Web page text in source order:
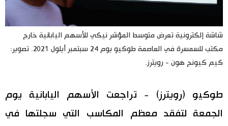
تجارب وآراء
موسوعة اليابان
المطبخ الياباني
شاشة إلكترونية تعرض متوسط المؤشر نيكي للأسهم اليابانية خارج
مكتب للسمسرة في العاصمة طوكيو يوم 24 سبتمبر أيلول 2021. تصوير:
كيم كيونج هون - رويترز.
طوكيو (رويترز) - تراجعت الأسهم اليابانية يوم
الجمعة لتفقد معظم المكاسب التي سجلتها في